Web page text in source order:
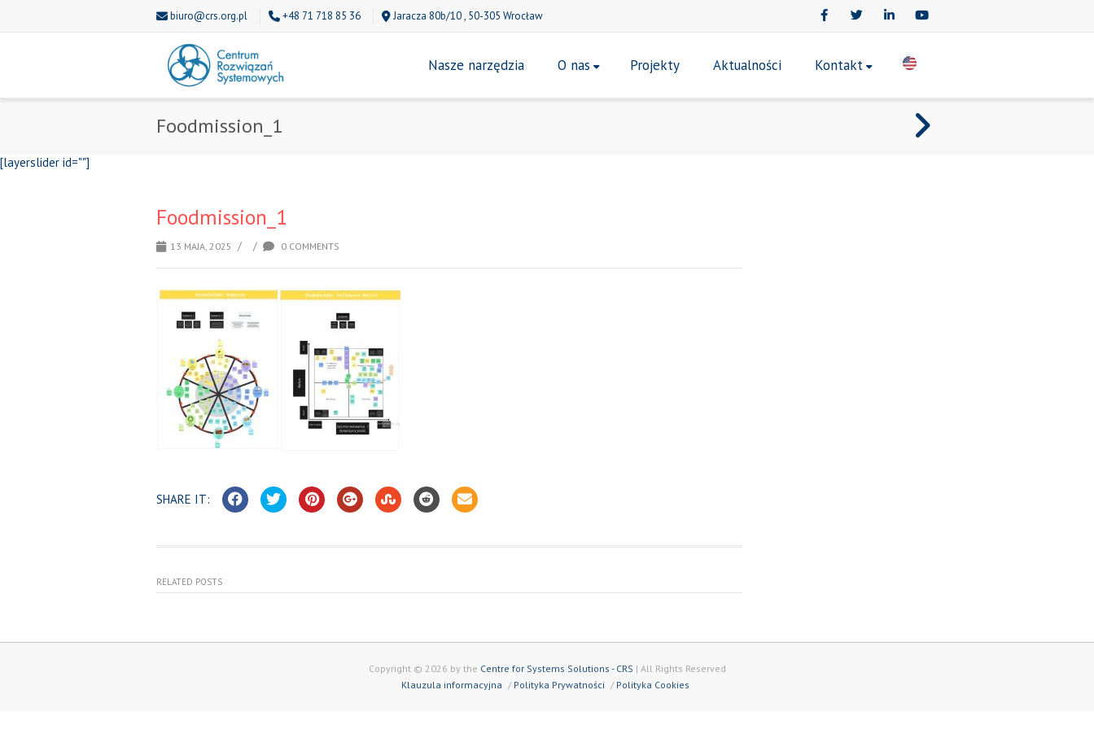
biuro@crs.org.pl +48 71 718 85 36 Jaracza 80b/10 , 50-305 Wrocław
Nasze narzędzia O nas Projekty Aktualności Kontakt
Foodmission_1
[layerslider id=""]
Foodmission_1
13 MAJA, 2025 / / 0 COMMENTS
SHARE IT:
RELATED POSTS
Copyright © 2026 by the Centre for Systems Solutions - CRS | All Rights Reserved
Klauzula informacyjna
Polityka Prywatności Polityka Cookies